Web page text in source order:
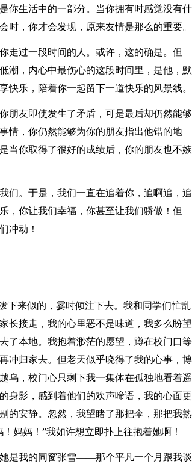
你生活中的一部分。当你拥有时感觉没有什
，你才会发现，原来友情是那么的重要。
走过一段时间的人。或许，这的确是。但
潮，内心中最伤心的这段时间里，是他，默
乐，陪着你一起留下一道快乐的风景线。
朋友即使发生了矛盾，可是最后却仍然能够
情，你仍然能够为你的朋友指出他错的地
当你取得了很好的成绩后，你的朋友也不嫉
们。于是，我们一直在追着你，追啊追，追
，你让我们幸福，你甚至让我们骄傲！但
冲动！
下来似的，霎时倾注下去。我和同学们忙乱
长接走，我的心里恶不是味道，我多么盼望
了本地。我抱着渺茫的愿望，蹲在校门口等
冲归家去。但老天似乎晓得了我的心事，博
乌，校门心只剩下我一集体在孤独地看着遥
身影，感到着他们的欢声啼语，我的心面更
的安静。忽然，我望睹了那把伞，那把我熟
妈妈！”我如许想立即扑上往抱着她啊！
是我的同窗张雪——那个平凡一个月跟我谈